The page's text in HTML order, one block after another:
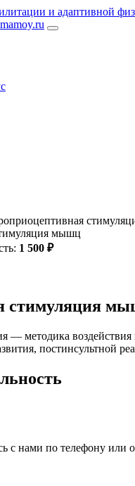
и адаптивной
мышц
1 500 ₽
стимуляция
— методика
постинсультной
с нами по телефону или